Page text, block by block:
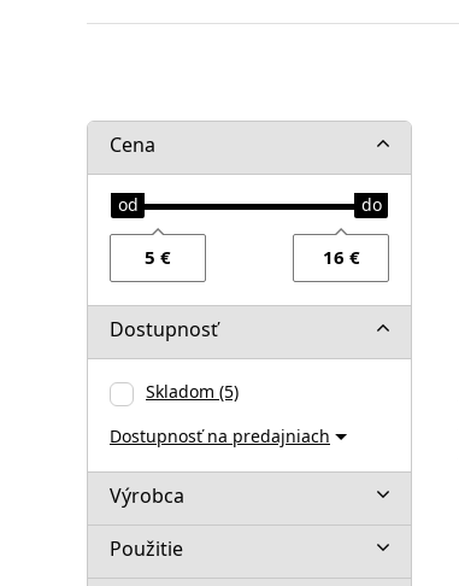
Cena
Dostupnosť
Skladom (5)
Dostupnosť na predajniach
Výrobca
Použitie